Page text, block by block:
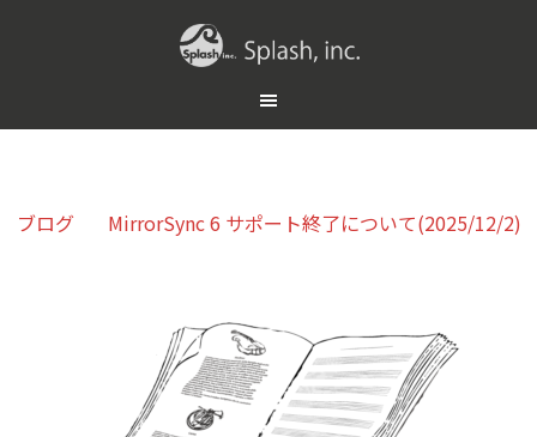
ブログ MirrorSync 6 サポート終了について(2025/12/2)